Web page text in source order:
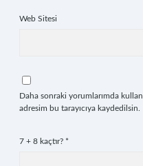
Web Sitesi
Daha sonraki yorumlarımda
adresim bu tarayıcıya kaydedilsin.
7 + 8 kaçtır? *